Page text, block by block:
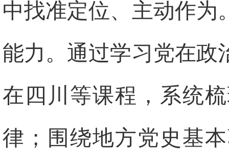
中找准定位、主动作为
能力。通过学习党在政
在四川等课程，系统
律；围绕地方党史基